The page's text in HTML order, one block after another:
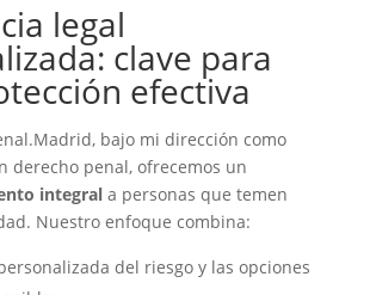
legal
clave para
efectiva
bajo mi dirección como
derecho penal, ofrecemos un
integrala personas que temen
Nuestro enfoque combina:
del riesgo y las opciones